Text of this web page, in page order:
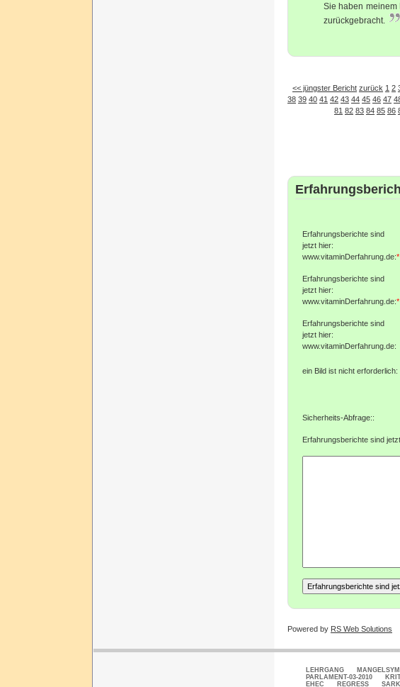
Sie haben meinem
zurückgebracht.
<< jüngster Bericht zurück 1 2
38 39 40 41 42 43 44 45 46 47
81 82 83 84 85 86
Erfahrungsberichte sind
jetzt hier:
www.vitaminDerfahrung.de:*
Erfahrungsberichte sind
jetzt hier:
www.vitaminDerfahrung.de:*
Erfahrungsberichte sind
jetzt hier:
www.vitaminDerfahrung.de:
ein Bild ist nicht erforderlich:
Sicherheits-Abfrage::
Erfahrungsberichte sind
Powered by RS Web Solutions
LEHRGANG
PARLAMENT-03-2010
EHEC
REGRESS SARK